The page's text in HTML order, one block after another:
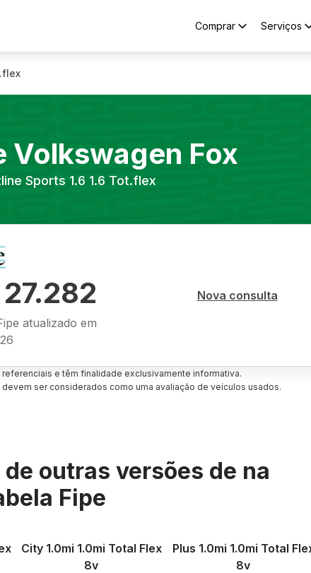
Comprar Serviços
Volkswagen Fox
Sports 1.6 1.6 Tot.flex
27.282
atualizado em
Nova consulta
e têm finalidade exclusivamente informativa.
ser considerados como uma avaliação de veículos usados.
outras versões de na
Fipe
City 1.0mi 1.0mi Total Flex
8v
Plus 1.0mi 1.0mi Total
8v